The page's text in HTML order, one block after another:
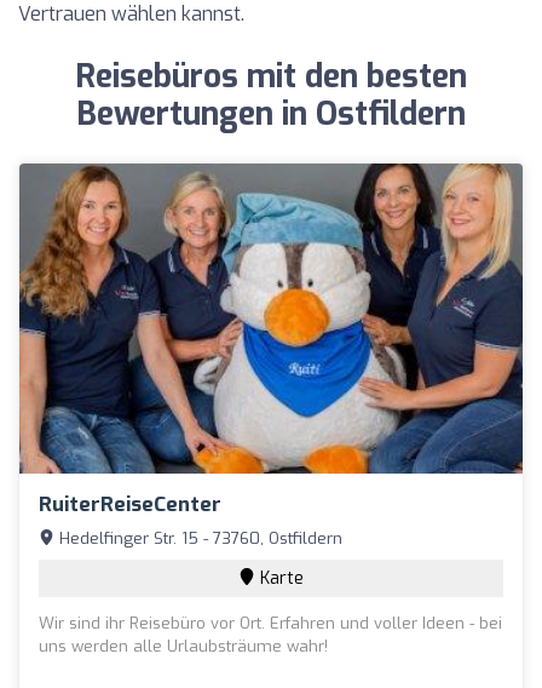
Vertrauen wählen kannst.
Reisebüros mit den besten
Bewertungen in Ostfildern
RuiterReiseCenter
Hedelfinger Str. 15 - 73760, Ostfildern
Karte
Wir sind ihr Reisebüro vor Ort. Erfahren und voller Ideen - bei
uns werden alle Urlaubsträume wahr!